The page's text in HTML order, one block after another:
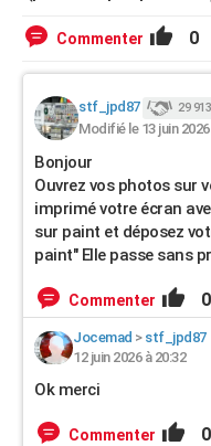
Commenter 0
stf_jpd87 29 913
Modifié le 13 juin 2026
Bonjour
Ouvrez vos photos sur
imprimé votre écran
sur paint et déposez
paint" Elle passe sans
Commenter 0
Jocemad > stf_jpd87
12 juin 2026 à 20:32
Ok merci
Commenter 0